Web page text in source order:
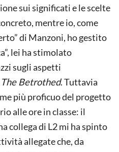
sui significati e le scelte
mentre io, come
di Manzoni, ho gestito
lei ha stimolato
sugli aspetti
The Betrothed. Tuttavia
più proficuo del progetto
alle ore in classe: il
collega di L2 mi ha spinto
allegate che, da